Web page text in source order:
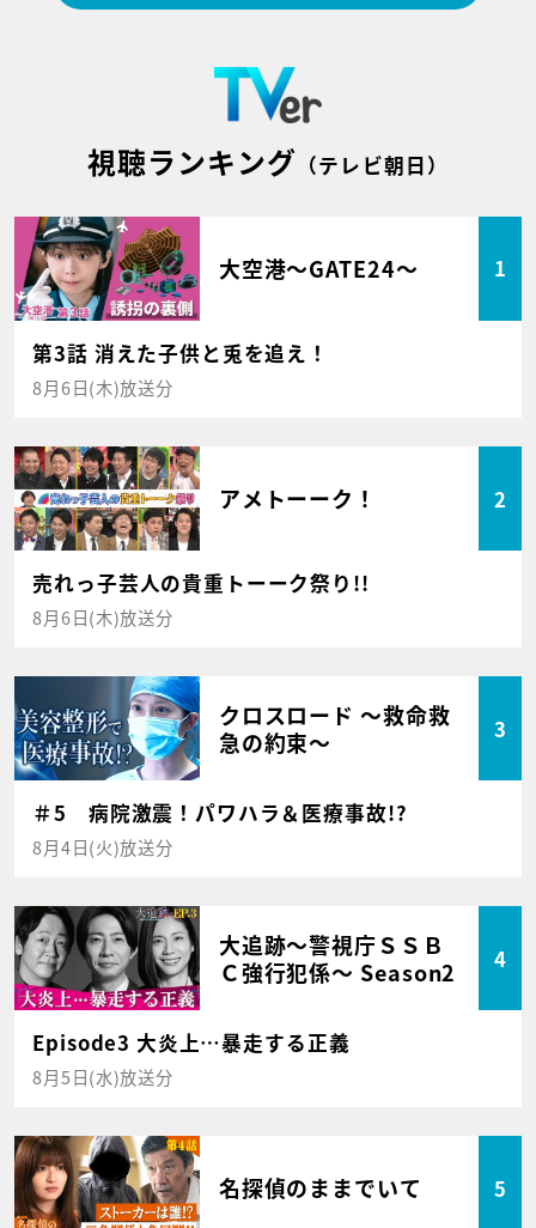
視聴ランキング （テレビ朝日）
大空港～GATE24～ 1
第3話 消えた子供と兎を追え！
8月6日(木)放送分
アメトーーク！ 2
売れっ子芸人の貴重トーーク祭り!!
8月6日(木)放送分
クロスロード ～救命救
急の約束～
3
＃5 病院激震！パワハラ＆医療事故!?
8月4日(火)放送分
大追跡～警視庁ＳＳＢ
Ｃ強行犯係～ Season2
4
Episode3 大炎上…暴走する正義
8月5日(水)放送分
名探偵のままでいて 5